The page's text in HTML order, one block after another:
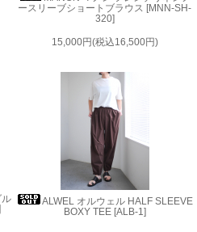
ースリーブショートブラウス [MNN-SH-
320]
15,000円(税込16,500円)
ル
ALWEL オルウェル HALF SLEEVE
BOXY TEE [ALB-1]